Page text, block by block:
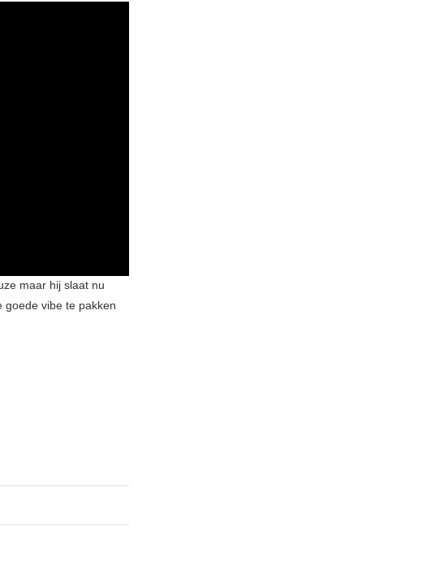
maar hij slaat nu
goede vibe te pakken